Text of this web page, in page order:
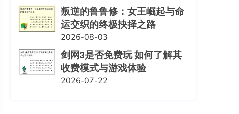
叛逆的鲁鲁修：女王崛起与命
运交织的终极抉择之路
2026-08-03
剑网3是否免费玩 如何了解其
收费模式与游戏体验
2026-07-22